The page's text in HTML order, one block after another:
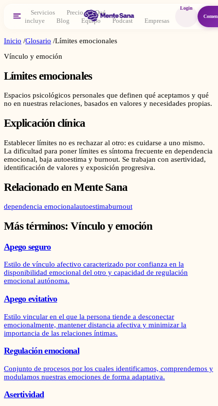
Servicios Precio
Qué
incluye
Blog Equipo Podcast Empresas
Login
Inicio /Glosario /Límites emocionales
Vínculo y emoción
Límites emocionales
Espacios psicológicos personales que definen qué aceptamos y qué
no en nuestras relaciones, basados en valores y necesidades propias.
Explicación clínica
Establecer límites no es rechazar al otro: es cuidarse a uno mismo.
La dificultad para poner límites es síntoma frecuente en dependencia
emocional, baja autoestima y burnout. Se trabajan con asertividad,
identificación de valores y exposición progresiva.
Relacionado en Mente Sana
dependencia emocionalautoestimaburnout
Más términos:Vínculo y emoción
Apego seguro
Estilo de vínculo afectivo caracterizado por confianza en la
disponibilidad emocional del otro y capacidad de regulación
emocional autónoma.
Apego evitativo
Estilo vincular en el que la persona tiende a desconectar
emocionalmente, mantener distancia afectiva y minimizar la
importancia de las relaciones íntimas.
Regulación emocional
Conjunto de procesos por los cuales identificamos, comprendemos y
modulamos nuestras emociones de forma adaptativa.
Asertividad